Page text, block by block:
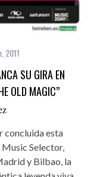
2011
SU GIRA EN
OLD MAGIC”
concluida esta
Selector,
y Bilbao, la